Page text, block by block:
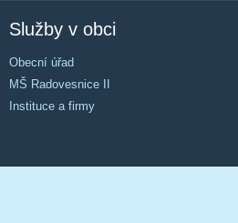
Služby v obci
Obecní úřad
MŠ Radovesnice II
Instituce a firmy